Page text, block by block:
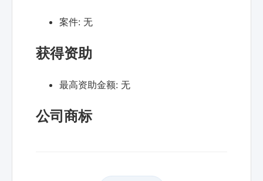
案件: 无
获得资助
最高资助金额: 无
公司商标